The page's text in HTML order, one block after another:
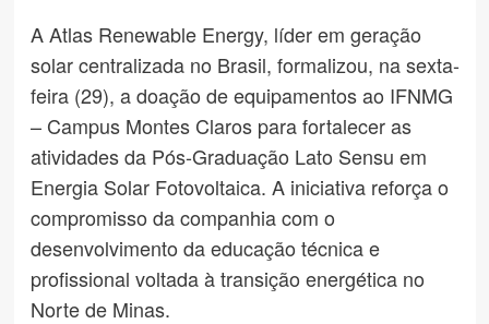
A Atlas Renewable Energy, líder em geração
solar centralizada no Brasil, formalizou, na sexta-
feira (29), a doação de equipamentos ao IFNMG
– Campus Montes Claros para fortalecer as
atividades da Pós-Graduação Lato Sensu em
Energia Solar Fotovoltaica. A iniciativa reforça o
compromisso da companhia com o
desenvolvimento da educação técnica e
profissional voltada à transição energética no
Norte de Minas.